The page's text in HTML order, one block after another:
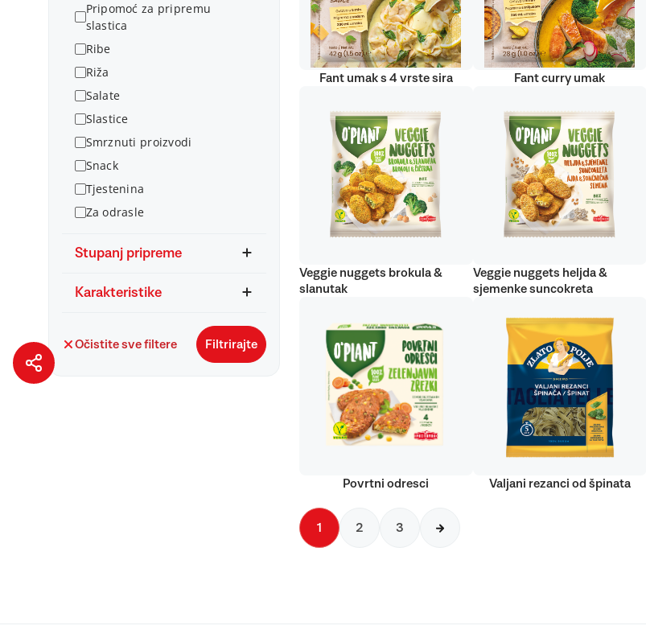
Pripomoć za pripremu
slastica
Ribe
Riža
Salate
Slastice
Smrznuti proizvodi
Snack
Tjestenina
Za odrasle
Stupanj pripreme
Karakteristike
Očistite sve filtere Filtrirajte
Fant umak s 4 vrste sira Fant curry umak
Veggie nuggets brokula &
slanutak
Veggie nuggets heljda &
sjemenke suncokreta
Povrtni odresci Valjani rezanci od špinata
1 2 3